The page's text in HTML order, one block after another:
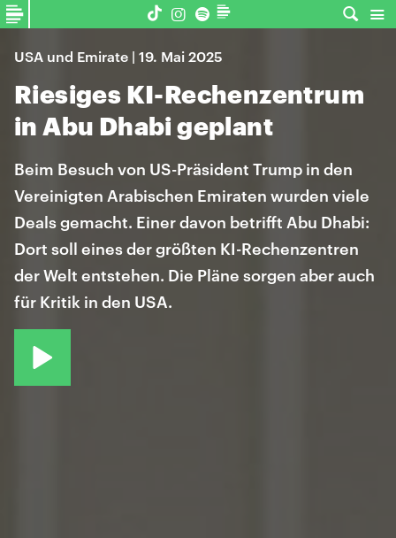
USA und Emirate | 19. Mai 2025
Riesiges KI-Rechenzentrum
in Abu Dhabi geplant
Beim Besuch von US-Präsident Trump in den
Vereinigten Arabischen Emiraten wurden viele
Deals gemacht. Einer davon betrifft Abu Dhabi:
Dort soll eines der größten KI-Rechenzentren
der Welt entstehen. Die Pläne sorgen aber auch
für Kritik in den USA.